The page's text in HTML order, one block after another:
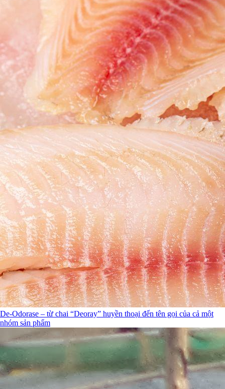
De-Odorase – từ chai “Deoray” huyền thoại đến tên gọi của cả một
nhóm sản phẩm